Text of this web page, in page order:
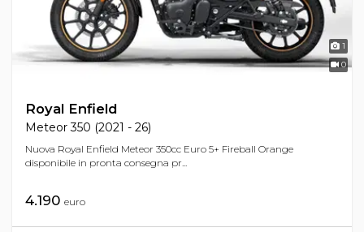
1
0
Royal Enfield
Meteor 350 (2021 - 26)
Nuova Royal Enfield Meteor 350cc Euro 5+ Fireball Orange
disponibile in pronta consegna pr...
4.190 euro